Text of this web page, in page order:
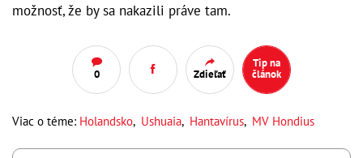
možnosť, že by sa nakazili práve tam.
0 Zdieľať
Tip na
článok
Viac o téme: Holandsko, Ushuaia, Hantavírus, MV Hondius